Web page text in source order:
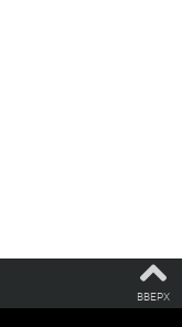
ВВЕРХ